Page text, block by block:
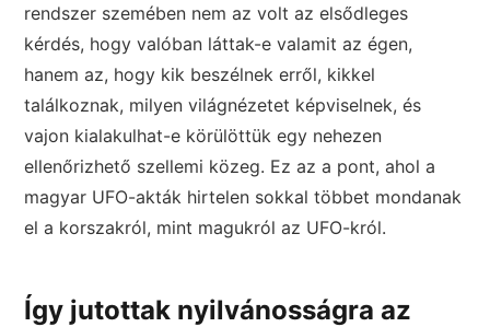
rendszer szemében nem az volt az elsődleges
kérdés, hogy valóban láttak-e valamit az égen,
hanem az, hogy kik beszélnek erről, kikkel
találkoznak, milyen világnézetet képviselnek, és
vajon kialakulhat-e körülöttük egy nehezen
ellenőrizhető szellemi közeg. Ez az a pont, ahol a
magyar UFO-akták hirtelen sokkal többet mondanak
el a korszakról, mint magukról az UFO-król.
Így jutottak nyilvánosságra az